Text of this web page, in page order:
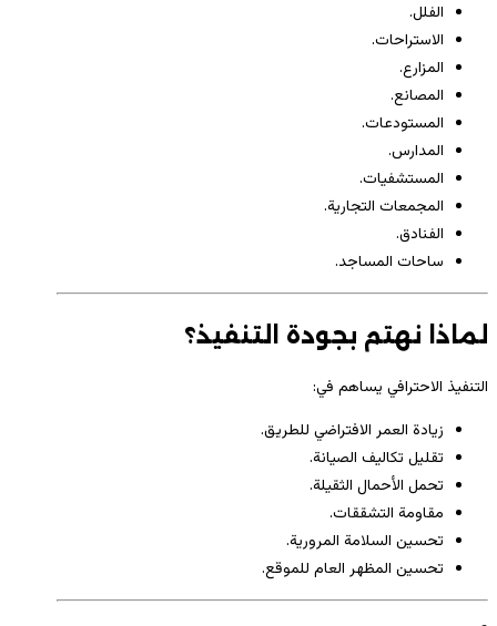
الفلل.
الاستراحات.
المزارع.
المصانع.
المستودعات.
المدارس.
المستشفيات.
المجمعات التجارية.
الفنادق.
ساحات المساجد.
لماذا نهتم بجودة التنفيذ؟
التنفيذ الاحترافي يساهم في:
زيادة العمر الافتراضي للطريق.
تقليل تكاليف الصيانة.
تحمل الأحمال الثقيلة.
مقاومة التشققات.
تحسين السلامة المرورية.
تحسين المظهر العام للموقع.